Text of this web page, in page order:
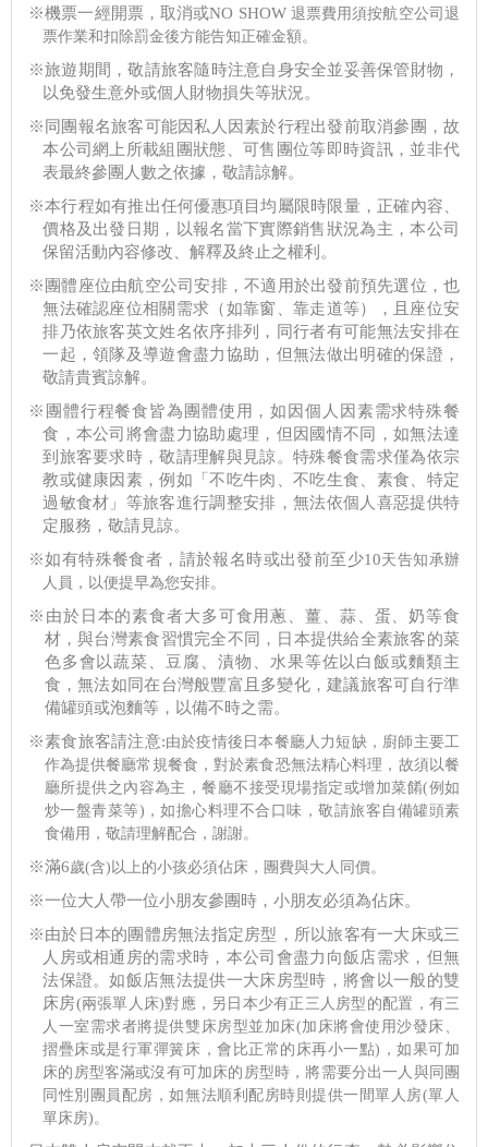
※機票一經開票，取消或NO SHOW 退票費用須按航空公司退
票作業和扣除罰金後方能告知正確金額。
※旅遊期間，敬請旅客隨時注意自身安全並妥善保管財物，
以免發生意外或個人財物損失等狀況。
※同團報名旅客可能因私人因素於行程出發前取消參團，故
本公司網上所載組團狀態、可售團位等即時資訊，並非代
表最終參團人數之依據，敬請諒解。
※本行程如有推出任何優惠項目均屬限時限量，正確內容、
價格及出發日期，以報名當下實際銷售狀況為主，本公司
保留活動內容修改、解釋及終止之權利。
※團體座位由航空公司安排，不適用於出發前預先選位，也
無法確認座位相關需求（如靠窗、靠走道等），且座位安
排乃依旅客英文姓名依序排列，同行者有可能無法安排在
一起，領隊及導遊會盡力協助，但無法做出明確的保證，
敬請貴賓諒解。
※團體行程餐食皆為團體使用，如因個人因素需求特殊餐
食，本公司將會盡力協助處理，但因國情不同，如無法達
到旅客要求時，敬請理解與見諒。特殊餐食需求僅為依宗
教或健康因素，例如「不吃牛肉、不吃生食、素食、特定
過敏食材」等旅客進行調整安排，無法依個人喜惡提供特
定服務，敬請見諒。
※如有特殊餐食者，請於報名時或出發前至少10天告知承辦
人員，以便提早為您安排。
※由於日本的素食者大多可食用蔥、薑、蒜、蛋、奶等食
材，與台灣素食習慣完全不同，日本提供給全素旅客的菜
色多會以蔬菜、豆腐、漬物、水果等佐以白飯或麵類主
食，無法如同在台灣般豐富且多變化，建議旅客可自行準
備罐頭或泡麵等，以備不時之需。
※素食旅客請注意:由於疫情後日本餐廳人力短缺，廚師主要工
作為提供餐廳常規餐食，對於素食恐無法精心料理，故須以餐
廳所提供之內容為主，餐廳不接受現場指定或增加菜餚(例如
炒一盤青菜等)，如擔心料理不合口味，敬請旅客自備罐頭素
食備用，敬請理解配合，謝謝。
※滿6歲(含)以上的小孩必須佔床，團費與大人同價。
※一位大人帶一位小朋友參團時，小朋友必須為佔床。
※由於日本的團體房無法指定房型，所以旅客有一大床或三
人房或相通房的需求時，本公司會盡力向飯店需求，但無
法保證。如飯店無法提供一大床房型時，將會以一般的雙
床房(兩張單人床)對應，另日本少有正三人房型的配置，有三
人一室需求者將提供雙床房型並加床(加床將會使用沙發床、
摺疊床或是行軍彈簧床，會比正常的床再小一點)，如果可加
床的房型客滿或沒有可加床的房型時，將需要分出一人與同團
同性別團員配房，如無法順利配房時則提供一間單人房(單人
單床房)。